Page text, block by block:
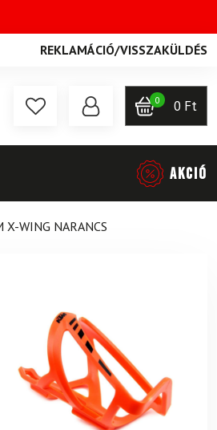
REKLAMÁCIÓ/VISSZAKÜLDÉS
0 0 Ft
AKCIÓ
X-WING NARANCS